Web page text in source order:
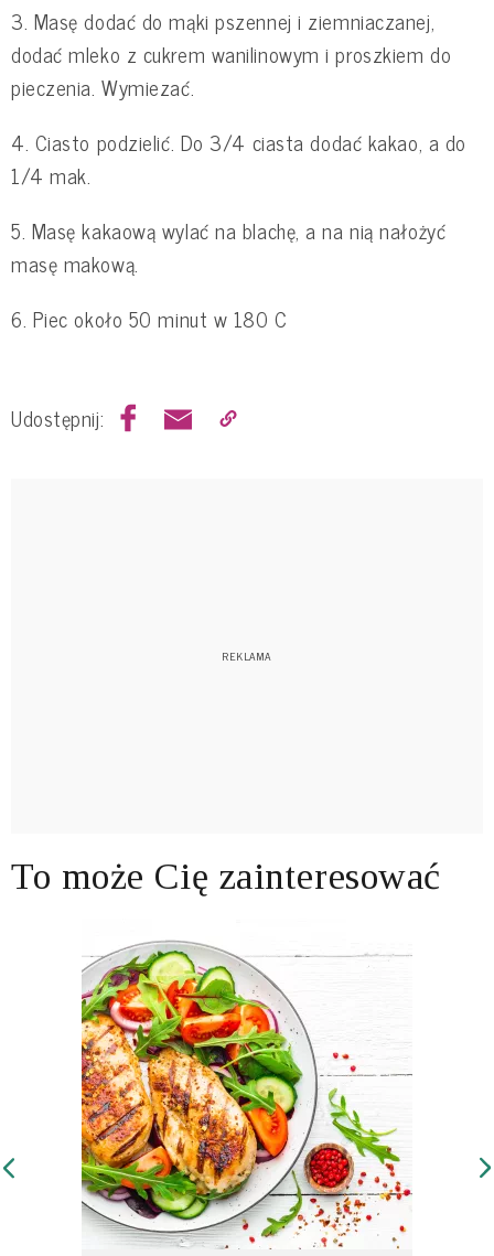
3. Masę dodać do mąki pszennej i ziemniaczanej,
dodać mleko z cukrem wanilinowym i proszkiem do
pieczenia. Wymiezać.
4. Ciasto podzielić. Do 3/4 ciasta dodać kakao, a do
1/4 mak.
5. Masę kakaową wylać na blachę, a na nią nałożyć
masę makową.
6. Piec około 50 minut w 180 C
Udostępnij:
To może Cię zainteresować